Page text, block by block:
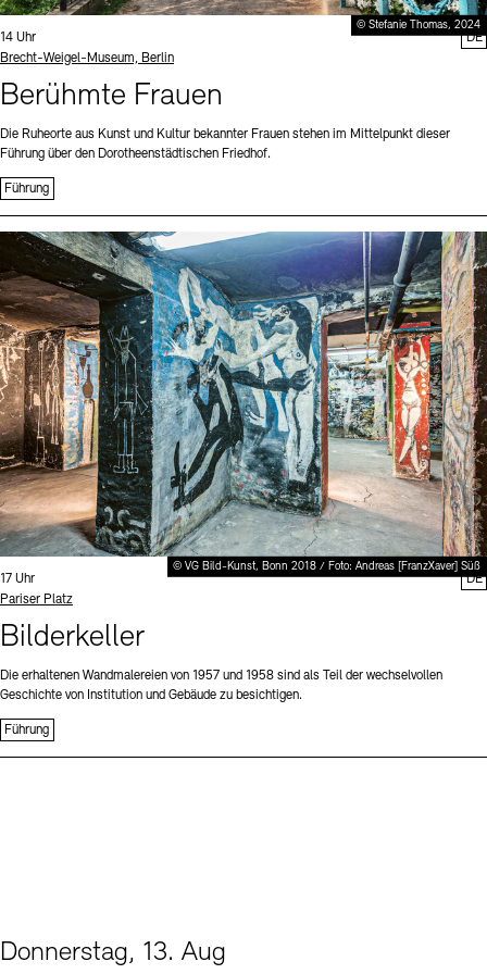
© Stefanie Thomas, 2024
Uhrzeit:
14 Uhr
Standort
Brecht-Weigel-Museum, Berlin
Berühmte Frauen
Die Ruheorte aus Kunst und Kultur bekannter Frauen stehen im Mittelpunkt dieser
Führung über den Dorotheenstädtischen Friedhof.
Führung
DE
© VG Bild-Kunst, Bonn 2018 / Foto: Andreas [FranzXaver] Süß
Uhrzeit:
17 Uhr
Standort
Pariser Platz
Bilderkeller
Die erhaltenen Wandmalereien von 1957 und 1958 sind als Teil der wechselvollen
Geschichte von Institution und Gebäude zu besichtigen.
Führung
DE
Donnerstag, 13. Aug